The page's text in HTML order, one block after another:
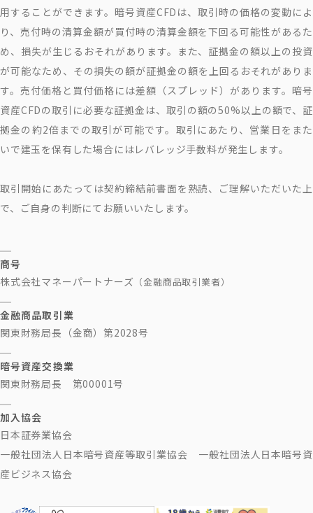
用することができます。暗号資産CFDは、取引時の価格の変動によ
り、売付時の清算金額が買付時の清算金額を下回る可能性があるた
め、損失が生じるおそれがあります。また、証拠金の額以上の投資
が可能なため、その損失の額が証拠金の額を上回るおそれがありま
す。売付価格と買付価格には差額（スプレッド）があります。暗号
資産CFDの取引に必要な証拠金は、取引の額の50%以上の額で、証
拠金の約2倍までの取引が可能です。取引にあたり、営業日をまた
いで建玉を保有した場合にはレバレッジ手数料が発生します。
取引開始にあたっては契約締結前書面を熟読、ご理解いただいた上
で、ご自身の判断にてお願いいたします。
商号
株式会社マネーパートナーズ （金融商品取引業者）
金融商品取引業
関東財務局長（金商）第2028号
暗号資産交換業
関東財務局長 第00001号
加入協会
日本証券業協会
一般社団法人日本暗号資産等取引業協会 一般社団法人日本暗号資
産ビジネス協会